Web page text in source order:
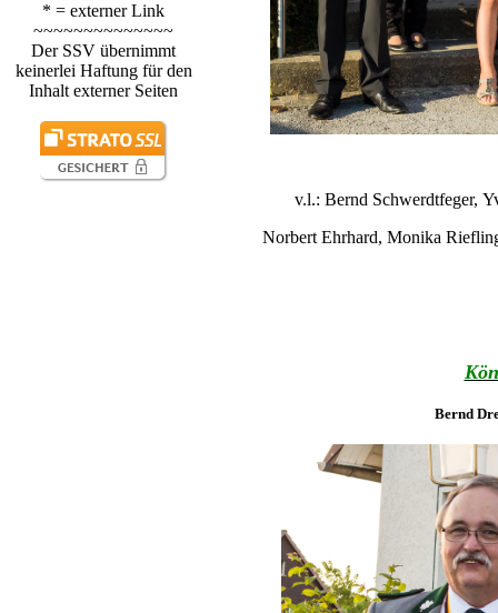
* = externer Link
~~~~~~~~~~~~~~
Der SSV übernimmt
keinerlei Haftung für den
Inhalt externer Seiten
v.l.: Bernd Schwerdtfeger,
Norbert Ehrhard, Monika
Bernd